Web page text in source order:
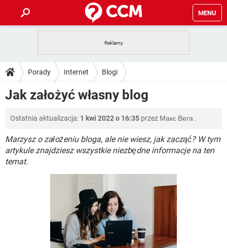
MENU
GRY WHATSAPP
SPOTIFY NETFLIX
PORADY
PlayStation TIKTOK
GRY WHATSAPP
SPOTIFY NETFLIX
INSTAGRAM FACEBOOK
WINDOWS 10
DO POBRANIA
IOS NETFLIX
INSTAGRAM
FORUM
COVID-19 TIKTOK
GRY WHATSAPP
ARTYKUŁY
COVID-19
FACEBOOK
Porady Internet Blogi
Jak założyć własny blog
Ostatnia aktualizacja: 1 kwi 2022 o 16:35 przez Макс Вега .
Marzysz o założeniu bloga, ale nie wiesz, jak zacząć? W tym
artykule znajdziesz wszystkie niezbędne informacje na ten
temat.